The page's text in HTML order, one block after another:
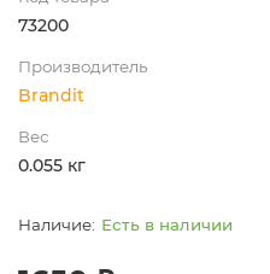
73200
Производитель
Brandit
Вес
0.055 кг
Есть в наличии